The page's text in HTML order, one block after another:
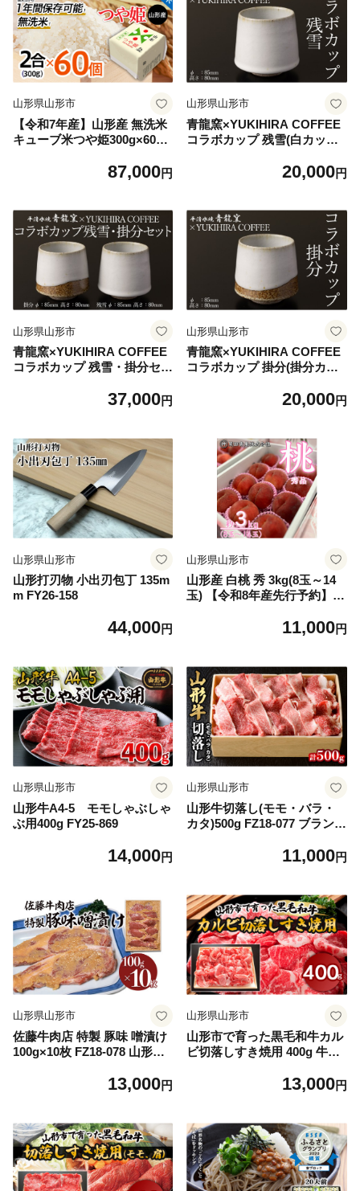
山形県山形市
【令和7年産】山形産 無洗米
キューブ米つや姫300g×60個
山形市 小分け 1年保存 備蓄
87,000円
山形県山形市
青龍窯×YUKIHIRA COFFEE
コラボカップ 残雪(白カップ
20,000円
山形県山形市
青龍窯×YUKIHIRA COFFEE
コラボカップ 残雪・掛分セッ
高さ80mm 掛分カップ１点：
37,000円
山形県山形市
青龍窯×YUKIHIRA COFFEE
コラボカップ 掛分(掛分カッ
20,000円
山形県山形市
山形打刃物 小出刃包丁 135m
m FY26-158
44,000円
山形県山形市
山形産 白桃 秀 3kg(8玉～14
玉) 【令和8年産先行予約】F
ーツ 山形 山形県 山形市 2026
11,000円
山形県山形市
山形牛A4-5 モモしゃぶしゃ
ぶ用400g FY25-869
14,000円
山形県山形市
山形牛切落し(モモ・バラ・
カタ)500g FZ18-077 ブランド
11,000円
山形県山形市
佐藤牛肉店 特製 豚味 噌漬け
100g×10枚 FZ18-078 山形県
13,000円
山形県山形市
山形市で育った黒毛和牛カル
ビ切落しすき焼用 400g 牛肉
切り落とし すき焼 FZ18-474
13,000円